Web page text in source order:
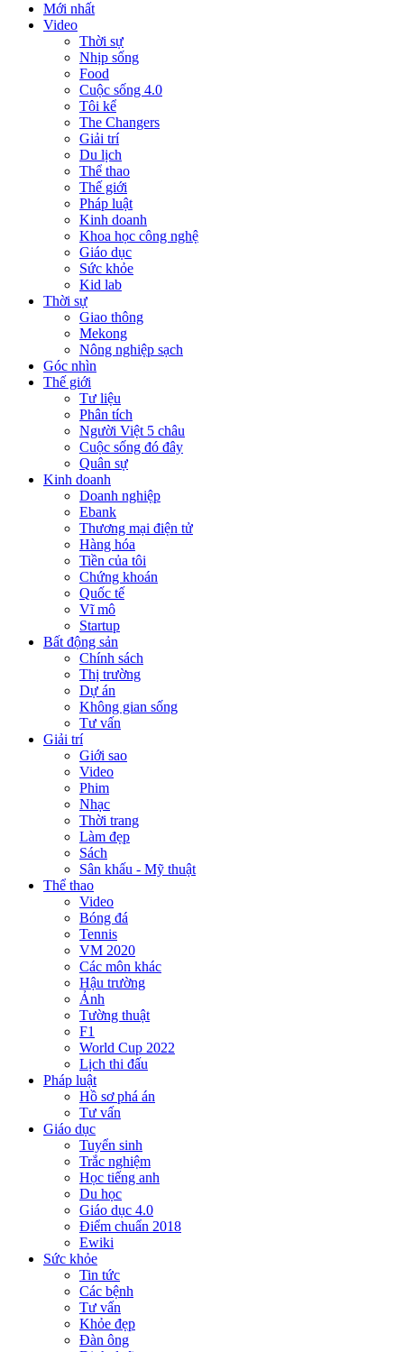
Mới nhất
Video
Thời sự
Nhịp sống
Food
Cuộc sống 4.0
Tôi kể
The Changers
Giải trí
Du lịch
Thể thao
Thế giới
Pháp luật
Kinh doanh
Khoa học công nghệ
Giáo dục
Sức khỏe
Kid lab
Thời sự
Giao thông
Mekong
Nông nghiệp sạch
Góc nhìn
Thế giới
Tư liệu
Phân tích
Người Việt 5 châu
Cuộc sống đó đây
Quân sự
Kinh doanh
Doanh nghiệp
Ebank
Thương mại điện tử
Hàng hóa
Tiền của tôi
Chứng khoán
Quốc tế
Vĩ mô
Startup
Bất động sản
Chính sách
Thị trường
Dự án
Không gian sống
Tư vấn
Giải trí
Giới sao
Video
Phim
Nhạc
Thời trang
Làm đẹp
Sách
Sân khấu - Mỹ thuật
Thể thao
Video
Bóng đá
Tennis
VM 2020
Các môn khác
Hậu trường
Ảnh
Tường thuật
F1
World Cup 2022
Lịch thi đấu
Pháp luật
Hồ sơ phá án
Tư vấn
Giáo dục
Tuyển sinh
Trắc nghiệm
Học tiếng anh
Du học
Giáo dục 4.0
Điểm chuẩn 2018
Ewiki
Sức khỏe
Tin tức
Các bệnh
Tư vấn
Khỏe đẹp
Đàn ông